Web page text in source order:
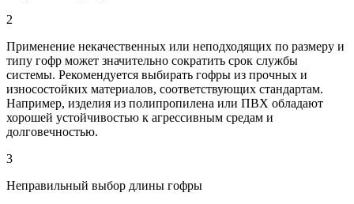
2
Применение некачественных или неподходящих по размеру и
типу гофр может значительно сократить срок службы
системы. Рекомендуется выбирать гофры из прочных и
износостойких материалов, соответствующих стандартам.
Например, изделия из полипропилена или ПВХ обладают
хорошей устойчивостью к агрессивным средам и
долговечностью.
3
Неправильный выбор длины гофры